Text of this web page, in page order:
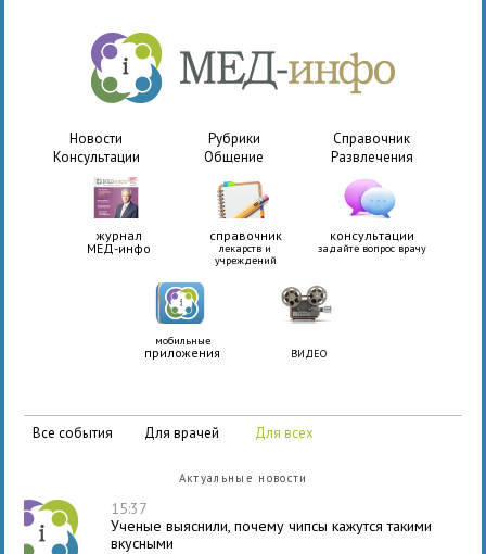
Новости Рубрики
Справочник
Консультации
Общение Развлечения
журнал
МЕД-инфо
справочник
лекарств и
учреждений
консультации
задайте вопрос врачу
мобильные
приложения ВИДЕО
все события для врачей для всех
Актуальные новости
15:37
Ученые выяснили, почему чипсы кажутся такими
вкусными